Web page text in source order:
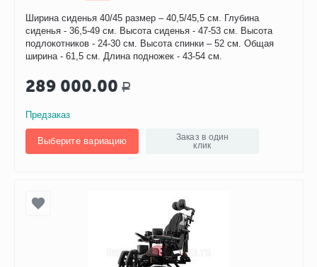
Ширина сиденья 40/45 размер – 40,5/45,5 см. Глубина
сиденья - 36,5-49 см. Высота сиденья - 47-53 см. Высота
подлокотников - 24-30 см. Высота спинки – 52 см. Общая
ширина - 61,5 см. Длина подножек - 43-54 см.
289 000.00 Р
Предзаказ
Выберите вариацию
Заказ в один
клик